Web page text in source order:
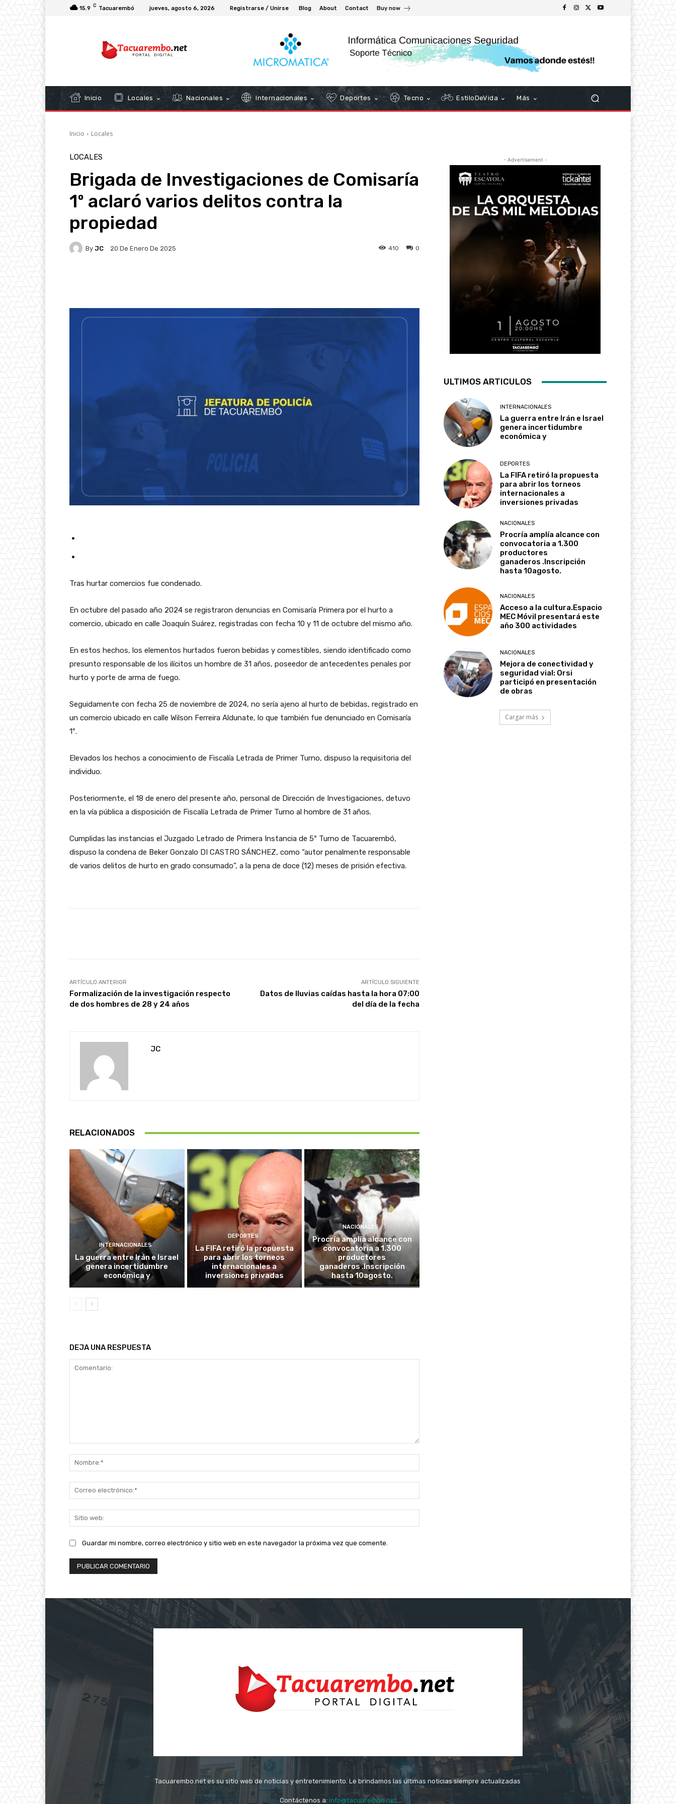
15.9 C Tacuarembó jueves, agosto 6, 2026 Registrarse / Unirse Blog About Contact Buy now
Inicio Locales Nacionales Internacionales Deportes Tecno EstiloDeVida Más
Inicio Locales
LOCALES
Brigada de Investigaciones de Comisaría
1º aclaró varios delitos contra la
propiedad
By JC 20 De Enero De 2025 0
410
Tras hurtar comercios fue condenado.
En octubre del pasado año 2024 se registraron denuncias en Comisaría Primera por el hurto a
comercio, ubicado en calle Joaquín Suárez, registradas con fecha 10 y 11 de octubre del mismo año.
En estos hechos, los elementos hurtados fueron bebidas y comestibles, siendo identificado como
presunto responsable de los ilícitos un hombre de 31 años, poseedor de antecedentes penales por
hurto y porte de arma de fuego.
Seguidamente con fecha 25 de noviembre de 2024, no sería ajeno al hurto de bebidas, registrado en
un comercio ubicado en calle Wilson Ferreira Aldunate, lo que también fue denunciado en Comisaría
1º.
Elevados los hechos a conocimiento de Fiscalía Letrada de Primer Turno, dispuso la requisitoria del
individuo.
Posteriormente, el 18 de enero del presente año, personal de Dirección de Investigaciones, detuvo
en la vía pública a disposición de Fiscalía Letrada de Primer Turno al hombre de 31 años.
Cumplidas las instancias el Juzgado Letrado de Primera Instancia de 5º Turno de Tacuarembó,
dispuso la condena de Beker Gonzalo DI CASTRO SÁNCHEZ, como “autor penalmente responsable
de varios delitos de hurto en grado consumado”, a la pena de doce (12) meses de prisión efectiva.
ARTÍCULO ANTERIOR
Formalización de la investigación respecto
de dos hombres de 28 y 24 años
ARTÍCULO SIGUIENTE
Datos de lluvias caídas hasta la hora 07:00
del día de la fecha
JC
RELACIONADOS
INTERNACIONALES
La guerra entre Irán e Israel
genera incertidumbre
económica y
DEPORTES
La FIFA retiró la propuesta
para abrir los torneos
internacionales a
inversiones privadas
NACIONALES
Procría amplía alcance con
convocatoria a 1.300
productores
ganaderos .Inscripción
hasta 10agosto.
DEJA UNA RESPUESTA
electrónico:*
web:
Guardar mi nombre, correo electrónico y sitio web en este navegador la próxima vez que comente.
- Advertisement -
ULTIMOS ARTICULOS
INTERNACIONALES
La guerra entre Irán e Israel
genera incertidumbre
económica y
DEPORTES
La FIFA retiró la propuesta
para abrir los torneos
internacionales a
inversiones privadas
NACIONALES
Procría amplía alcance con
convocatoria a 1.300
productores
ganaderos .Inscripción
hasta 10agosto.
NACIONALES
Acceso a la cultura.Espacio
MEC Móvil presentará este
año 300 actividades
NACIONALES
Mejora de conectividad y
seguridad vial: Orsi
participó en presentación
de obras
Cargar más
Tacuarembo.net es su sitio web de noticias y entretenimiento. Le brindamos las últimas noticias siempre actualizadas
Contáctenos a: info@tacuarembo.net